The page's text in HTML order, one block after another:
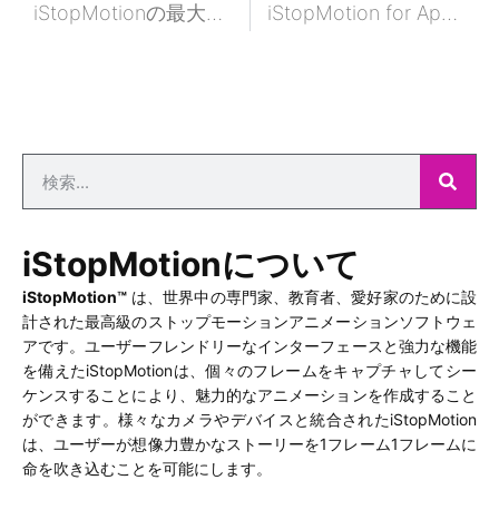
iStopMotionの最大の利点は何ですか？ iStopMotion for Apple Silicon (M1 & M2) リリース
iStopMotionについて
iStopMotion™ は、世界中の専門家、教育者、愛好家のために設
計された最高級のストップモーションアニメーションソフトウェ
アです。ユーザーフレンドリーなインターフェースと強力な機能
を備えたiStopMotionは、個々のフレームをキャプチャしてシー
ケンスすることにより、魅力的なアニメーションを作成すること
ができます。様々なカメラやデバイスと統合されたiStopMotion
は、ユーザーが想像力豊かなストーリーを1フレーム1フレームに
命を吹き込むことを可能にします。